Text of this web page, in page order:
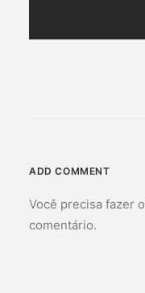
ADD COMMENT
Você precisa fazer o
comentário.